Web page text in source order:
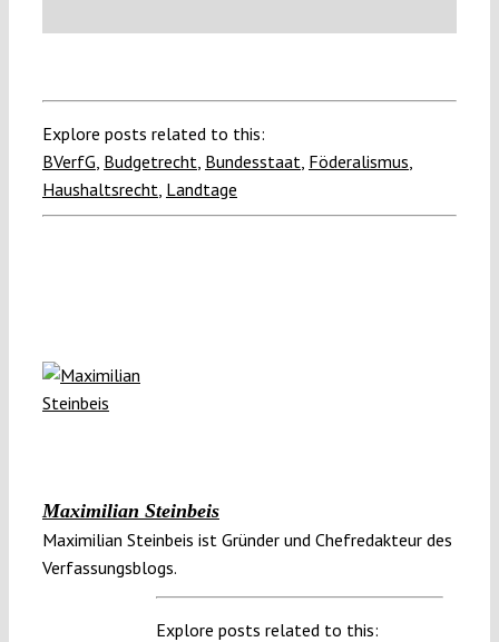
Explore posts related to this:
BVerfG Budgetrecht Bundesstaat Föderalismus
Haushaltsrecht Landtage
Maximilian Steinbeis
Maximilian Steinbeis ist Gründer und Chefredakteur des
Verfassungsblogs.
Explore posts related to this: